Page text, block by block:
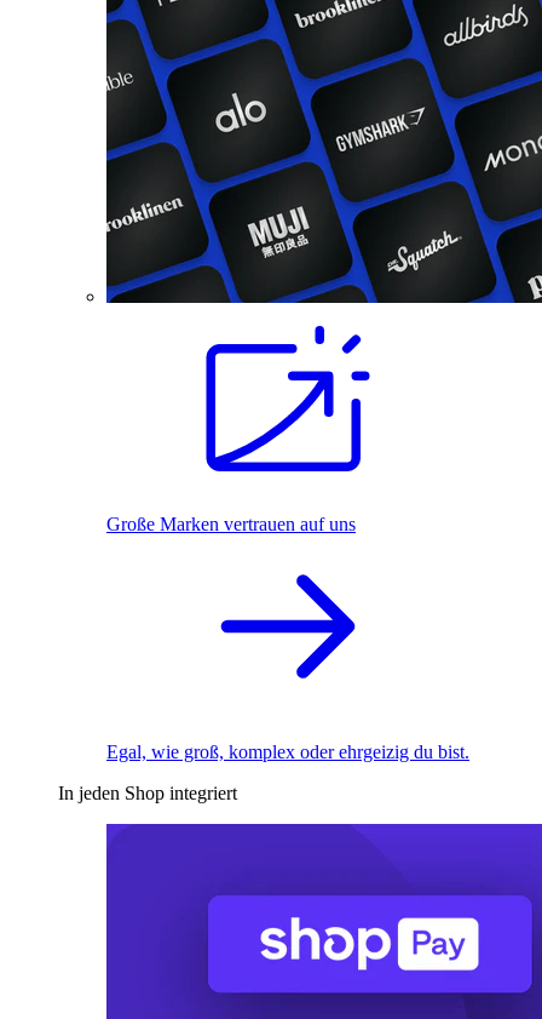
Große Marken vertrauen auf uns
Egal, wie groß, komplex oder ehrgeizig du bist.
In jeden Shop integriert